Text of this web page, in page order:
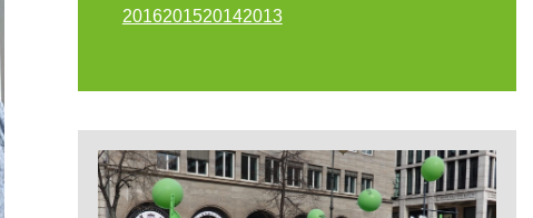
2016201520142013